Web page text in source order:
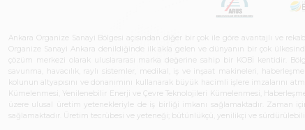
Ankara Organize Sanayi Bölgesi açısından diğer bir çok ile göre avantajlı ve
Organize Sanayi Ankara denildiğinde ilk akla gelen ve dünyanın bir çok
çözüm merkezi olarak uluslararası marka değerine sahip bir KOBİ kentidir.
savunma, havacılık, raylı sistemler, medikal, iş ve inşaat makineleri,
kolunun altyapısını ve donanımını kullanarak büyük hacimli işlere imzalarını
Kümelenmesi, Yenilenebilir Enerji ve Çevre Teknolojileri Kümelenmesi,
üzere ulusal üretim yetenekleriyle de iş birliği imkanı sağlamaktadır.
sağlamaktadır. Üretim tecrübesi ve yeteneği; bütünlükçü, yenilikçi ve